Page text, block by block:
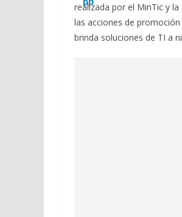
realizada por el MinTic y
las acciones de
brinda soluciones de TI a